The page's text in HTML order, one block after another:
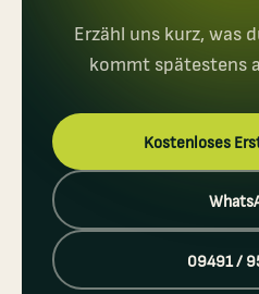
Erzähl uns kurz, was
kommt spätestens
Kostenloses
09491 /